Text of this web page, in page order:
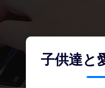
子供達と